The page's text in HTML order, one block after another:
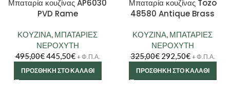
Μπαταρία κουζίνας AP6030
PVD Rame
ΚΟΥΖΙΝΑ ΜΠΑΤΑΡΙΕΣ
ΝΕΡΟΧΥΤΗ
495,00€445,50€ + Φ.Π.Α.
ΠΡΟΣΘΉΚΗ ΣΤΟ ΚΑΛΆΘΙ
Μπαταρία κουζίνας Tozo
48580 Antique Brass
ΚΟΥΖΙΝΑ ΜΠΑΤΑΡΙΕΣ
ΝΕΡΟΧΥΤΗ
325,00€ 292,50€ + Φ.Π.Α.
ΠΡΟΣΘΉΚΗ ΣΤΟ ΚΑΛΆΘΙ